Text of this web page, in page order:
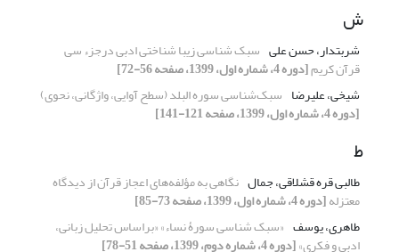
ش
شربتدار، حسن علی سبک شناسی زیبا شناختی ادبی درجزء سی
قرآن کریم[دوره 4، شماره اول، 1399، صفحه 56-72]
شیخی، علیرضا سبک‌شناسی سوره البلد (سطح آوایی، واژگانی، نحوی)
[دوره 4، شماره اول، 1399، صفحه 121-141]
ط
طالبی قره قشلاقی، جمال نگاهی به مؤلفه‌های اعجاز قرآن از دیدگاه
معتزله[دوره 4، شماره اول، 1399، صفحه 73-85]
طاهری، یوسف «سبک شناسی سورۀ نساء» «براساس تحلیل زبانی،
ادبی و فکری»[دوره 4، شماره دوم، 1399، صفحه 51-78]